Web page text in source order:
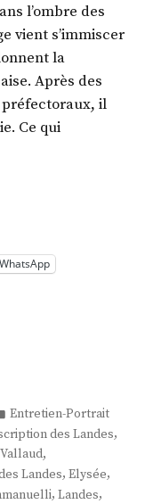
l’ombre des
vient s’immiscer
la
Après des
préfectoraux, il
Ce qui
WhatsApp
Publié
dans
Entretien-Portrait
des Landes,
,
Landes, Elysée,
, Landes,